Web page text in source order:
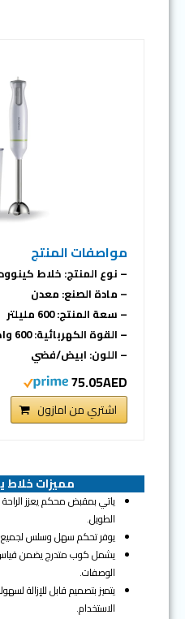
مواصفات المنتج
– نوع المنتج: خلاط كينوود
– مادة الصنع: معدن
– سعة المنتج: ‎600 مليلتر
– القوة الكهربائية: 600 واط
– اللون: ابيض/فضي
75.05AED
اشتري من امازون
مميزات
ياتي بمقبض محكم يعزز
الطويل.
يوفر تحكم سهل وسلس لجميع
يشمل كوب متدرج يضمن قياس
الوصفات.
يتميز بتصميم قابل للإزالة
الاستخدام.